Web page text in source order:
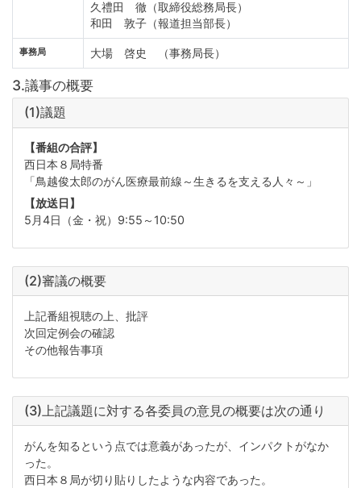
久禮田 徹（取締役総務局長）
和田 敦子（報道担当部長）
事務局 大場 啓史 （事務局長）
3.議事の概要
(1)議題
【番組の合評】
西日本８局特番
「鳥越俊太郎のがん医療最前線～生きるを支える人々～」
【放送日】
5月4日（金・祝）9:55～10:50
(2)審議の概要
上記番組視聴の上、批評
次回定例会の確認
その他報告事項
(3)上記議題に対する各委員の意見の概要は次の通り
がんを知るという点では意義があったが、インパクトがなか
った。
西日本８局が切り貼りしたような内容であった。